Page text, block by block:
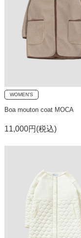
WOMEN'S
Boa mouton coat MOCA
11,000円(税込)